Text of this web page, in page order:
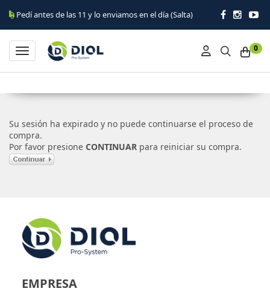
Pedí antes de las 11 y lo enviamos en el día (Salta)
0
Toggle navigation
Su sesión ha expirado y no puede continuarse el proceso de
compra.
Por favor presione CONTINUAR para reiniciar su compra.
EMPRESA